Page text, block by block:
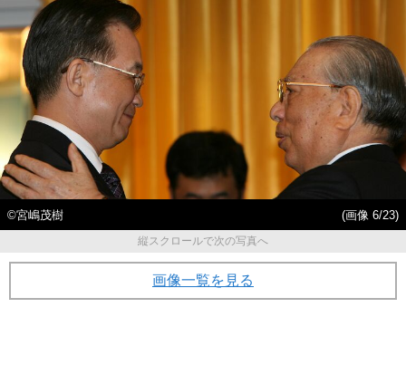
©宮嶋茂樹
(画像 6/23)
縦スクロールで次の写真へ
画像一覧を見る